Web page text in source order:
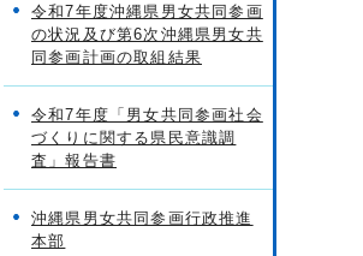
令和7年度沖縄県男女共同参画
の状況及び第6次沖縄県男女共
同参画計画の取組結果
令和7年度「男女共同参画社会
づくりに関する県民意識調
査」報告書
沖縄県男女共同参画行政推進
本部